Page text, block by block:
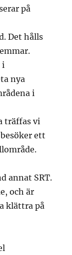
på
Det hålls
i
nya
i
träffas vi
ett
annat SRT.
och är
klättra på